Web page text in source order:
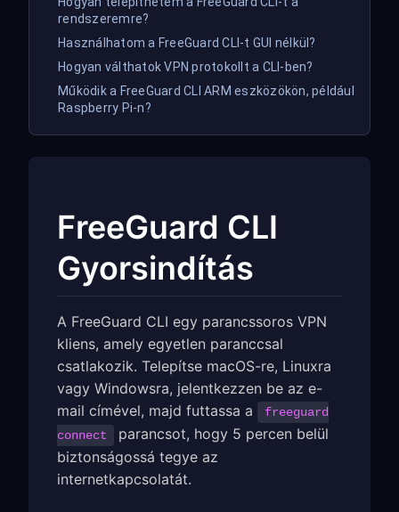
rendszeremre?
Használhatom a FreeGuard CLI-t GUI nélkül?
Hogyan válthatok VPN protokollt a CLI-ben?
Működik a FreeGuard CLI ARM eszközökön, például
Raspberry Pi-n?
FreeGuard CLI
Gyorsindítás
A FreeGuard CLI egy parancssoros VPN
kliens, amely egyetlen paranccsal
csatlakozik. Telepítse macOS-re, Linuxra
vagy Windowsra, jelentkezzen be az e-
mail címével, majd futtassa a
freeguard
connect
parancsot, hogy 5 percen belül
biztonságossá tegye az
internetkapcsolatát.